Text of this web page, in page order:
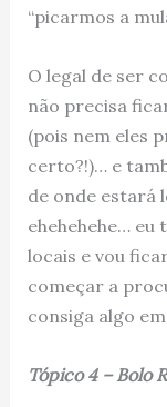
“picarmos a
O legal de ser
não precisa
(pois nem eles
certo?!)… e
de onde estará
ehehehehe… eu
locais e vou
começar a
consiga algo
Tópico 4 – Bolo